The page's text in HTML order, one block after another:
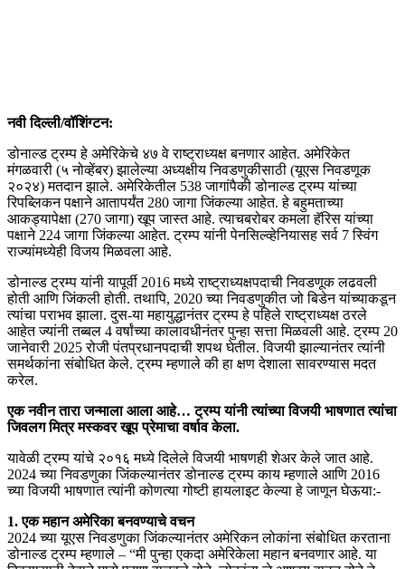
नवी दिल्ली/वॉशिंग्टन:
डोनाल्ड ट्रम्प हे अमेरिकेचे ४७ वे राष्ट्राध्यक्ष बनणार आहेत. अमेरिकेत
मंगळवारी (५ नोव्हेंबर) झालेल्या अध्यक्षीय निवडणुकीसाठी (यूएस निवडणूक
२०२४) मतदान झाले. अमेरिकेतील 538 जागांपैकी डोनाल्ड ट्रम्प यांच्या
रिपब्लिकन पक्षाने आतापर्यंत 280 जागा जिंकल्या आहेत. हे बहुमताच्या
आकड्यापेक्षा (270 जागा) खूप जास्त आहे. त्याचबरोबर कमला हॅरिस यांच्या
पक्षाने 224 जागा जिंकल्या आहेत. ट्रम्प यांनी पेनसिल्व्हेनियासह सर्व 7 स्विंग
राज्यांमध्येही विजय मिळवला आहे.
डोनाल्ड ट्रम्प यांनी यापूर्वी 2016 मध्ये राष्ट्राध्यक्षपदाची निवडणूक लढवली
होती आणि जिंकली होती. तथापि, 2020 च्या निवडणुकीत जो बिडेन यांच्याकडून
त्यांचा पराभव झाला. दुस-या महायुद्धानंतर ट्रम्प हे पहिले राष्ट्राध्यक्ष ठरले
आहेत ज्यांनी तब्बल 4 वर्षांच्या कालावधीनंतर पुन्हा सत्ता मिळवली आहे. ट्रम्प 20
जानेवारी 2025 रोजी पंतप्रधानपदाची शपथ घेतील. विजयी झाल्यानंतर त्यांनी
समर्थकांना संबोधित केले. ट्रम्प म्हणाले की हा क्षण देशाला सावरण्यास मदत
करेल.
एक नवीन तारा जन्माला आला आहे… ट्रम्प यांनी त्यांच्या विजयी भाषणात त्यांचा
जिवलग मित्र मस्कवर खूप प्रेमाचा वर्षाव केला.
यावेळी ट्रम्प यांचे २०१६ मध्ये दिलेले विजयी भाषणही शेअर केले जात आहे.
2024 च्या निवडणुका जिंकल्यानंतर डोनाल्ड ट्रम्प काय म्हणाले आणि 2016
च्या विजयी भाषणात त्यांनी कोणत्या गोष्टी हायलाइट केल्या हे जाणून घेऊया:-
1. एक महान अमेरिका बनवण्याचे वचन
2024 च्या यूएस निवडणुका जिंकल्यानंतर अमेरिकन लोकांना संबोधित करताना
डोनाल्ड ट्रम्प म्हणाले – “मी पुन्हा एकदा अमेरिकेला महान बनवणार आहे. या